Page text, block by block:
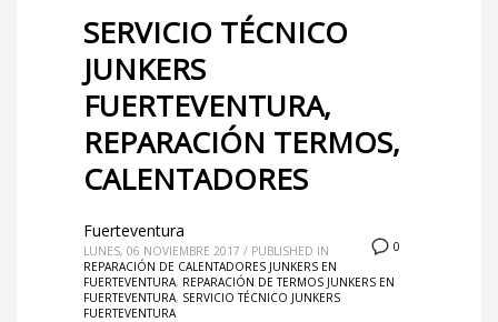
SERVICIO TÉCNICO
JUNKERS
FUERTEVENTURA,
REPARACIÓN TERMOS,
CALENTADORES
0
Fuerteventura
LUNES, 06 NOVIEMBRE 2017 / PUBLISHED IN
REPARACIÓN DE CALENTADORES JUNKERS EN
FUERTEVENTURA, REPARACIÓN DE TERMOS JUNKERS EN
FUERTEVENTURA, SERVICIO TÉCNICO JUNKERS
FUERTEVENTURA